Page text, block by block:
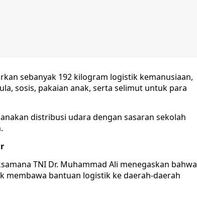
sebanyak 192 kilogram logistik kemanusiaan,
sosis, pakaian anak, serta selimut untuk para
distribusi udara dengan sasaran sekolah
TNI Dr. Muhammad Ali menegaskan bahwa
membawa bantuan logistik ke daerah-daerah